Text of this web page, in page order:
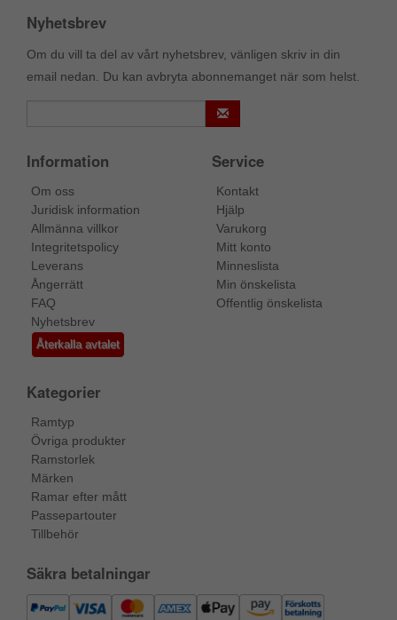
Nyhetsbrev
Om du vill ta del av vårt nyhetsbrev, vänligen skriv in din
email nedan. Du kan avbryta abonnemanget när som helst.
Information
Om oss
Juridisk information
Allmänna villkor
Integritetspolicy
Leverans
Ångerrätt
FAQ
Nyhetsbrev
Återkalla avtalet
Service
Kontakt
Hjälp
Varukorg
Mitt konto
Minneslista
Min önskelista
Offentlig önskelista
Kategorier
Ramtyp
Övriga produkter
Ramstorlek
Märken
Ramar efter mått
Passepartouter
Tillbehör
Säkra betalningar